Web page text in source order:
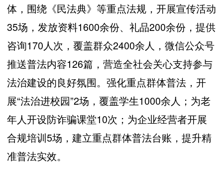
体，围绕《民法典》等重点法规，开展宣传活动
35场，发放资料1600余份、礼品200余份，提供
咨询170人次，覆盖群众2400余人，微信公众号
推送普法内容126篇，营造全社会关心支持参与
法治建设的良好氛围。强化重点群体普法，开
展“法治进校园”2场，覆盖学生1000余人；为老
年人开设防诈骗课堂10次；为企业经营者开展
合规培训5场，建立重点群体普法台账，提升精
准普法实效。